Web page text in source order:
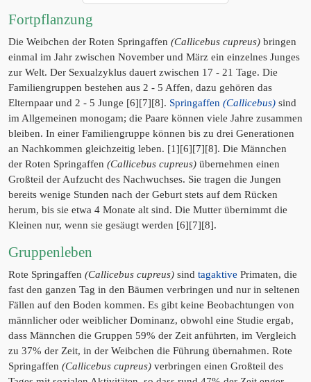
Fortpflanzung
Die Weibchen der Roten Springaffen (Callicebus cupreus) bringen
einmal im Jahr zwischen November und März ein einzelnes Junges
zur Welt. Der Sexualzyklus dauert zwischen 17 - 21 Tage. Die
Familiengruppen bestehen aus 2 - 5 Affen, dazu gehören das
Elternpaar und 2 - 5 Junge [6][7][8]. Springaffen (Callicebus) sind
im Allgemeinen monogam; die Paare können viele Jahre zusammen
bleiben. In einer Familiengruppe können bis zu drei Generationen
an Nachkommen gleichzeitig leben. [1][6][7][8]. Die Männchen
der Roten Springaffen (Callicebus cupreus) übernehmen einen
Großteil der Aufzucht des Nachwuchses. Sie tragen die Jungen
bereits wenige Stunden nach der Geburt stets auf dem Rücken
herum, bis sie etwa 4 Monate alt sind. Die Mutter übernimmt die
Kleinen nur, wenn sie gesäugt werden [6][7][8].
Gruppenleben
Rote Springaffen (Callicebus cupreus) sind tagaktive Primaten, die
fast den ganzen Tag in den Bäumen verbringen und nur in seltenen
Fällen auf den Boden kommen. Es gibt keine Beobachtungen von
männlicher oder weiblicher Dominanz, obwohl eine Studie ergab,
dass Männchen die Gruppen 59% der Zeit anführten, im Vergleich
zu 37% der Zeit, in der Weibchen die Führung übernahmen. Rote
Springaffen (Callicebus cupreus) verbringen einen Großteil des